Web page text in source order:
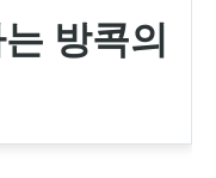
방콕의